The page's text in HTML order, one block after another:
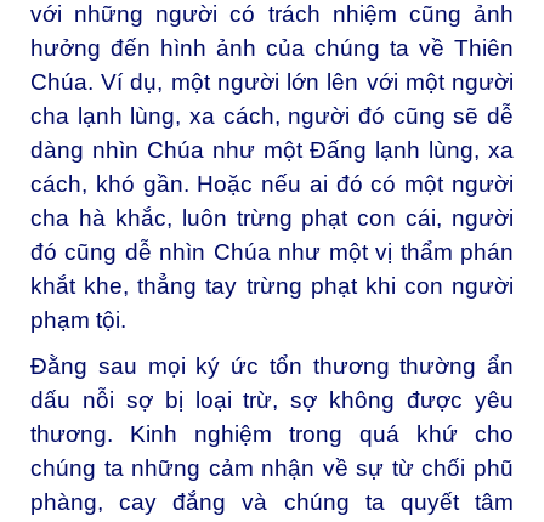
với những người có trách nhiệm cũng ảnh
hưởng đến hình ảnh của chúng ta về Thiên
Chúa. Ví dụ, một người lớn lên với một người
cha lạnh lùng, xa cách, người đó cũng sẽ dễ
dàng nhìn Chúa như một Đấng lạnh lùng, xa
cách, khó gần. Hoặc nếu ai đó có một người
cha hà khắc, luôn trừng phạt con cái, người
đó cũng dễ nhìn Chúa như một vị thẩm phán
khắt khe, thẳng tay trừng phạt khi con người
phạm tội.
Đằng sau mọi ký ức tổn thương thường ẩn
dấu nỗi sợ bị loại trừ, sợ không được yêu
thương. Kinh nghiệm trong quá khứ cho
chúng ta những cảm nhận về sự từ chối phũ
phàng, cay đắng và chúng ta quyết tâm